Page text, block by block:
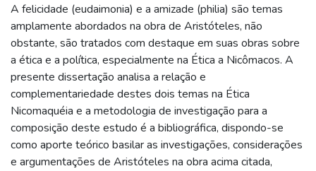
A felicidade (eudaimonia) e a amizade (philia) são temas
amplamente abordados na obra de Aristóteles, não
obstante, são tratados com destaque em suas obras sobre
a ética e a política, especialmente na Ética a Nicômacos. A
presente dissertação analisa a relação e
complementariedade destes dois temas na Ética
Nicomaquéia e a metodologia de investigação para a
composição deste estudo é a bibliográfica, dispondo-se
como aporte teórico basilar as investigações, considerações
e argumentações de Aristóteles na obra acima citada,